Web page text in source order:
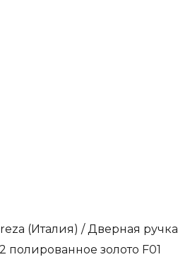
(Италия) / Дверная ручка
полированное золото F01